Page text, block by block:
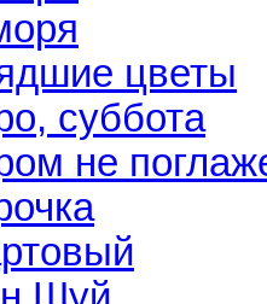
цветы
суббота
не